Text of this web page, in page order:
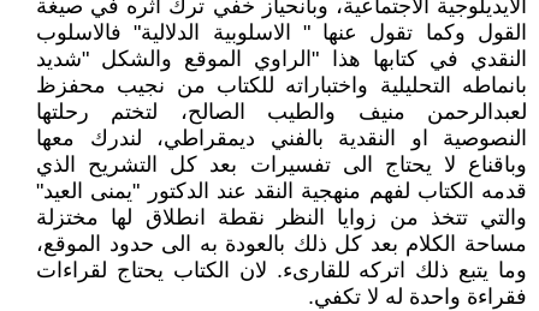
الايديلوجية الاجتماعية، وبانحياز خفي ترك اثره في صيغة
القول وكما تقول عنها " الاسلوبية الدلالية" فالاسلوب
النقدي في كتابها هذا "الراوي الموقع والشكل "شديد
بانماطه التحليلية واختباراته للكتاب من نجيب محفزظ
لعبدالرحمن منيف والطيب الصالح، لتختم رحلتها
النصوصية او النقدية بالفني ديمقراطي، لندرك معها
وباقناع لا يحتاج الى تفسيرات بعد كل التشريح الذي
قدمه الكتاب لفهم منهجية النقد عند الدكتور "يمنى العيد"
والتي تتخذ من زوايا النظر نقطة انطلاق لها مختزلة
مساحة الكلام بعد كل ذلك بالعودة به الى حدود الموقع،
وما يتبع ذلك اتركه للقارىء. لان الكتاب يحتاج لقراءات
فقراءة واحدة له لا تكفي.